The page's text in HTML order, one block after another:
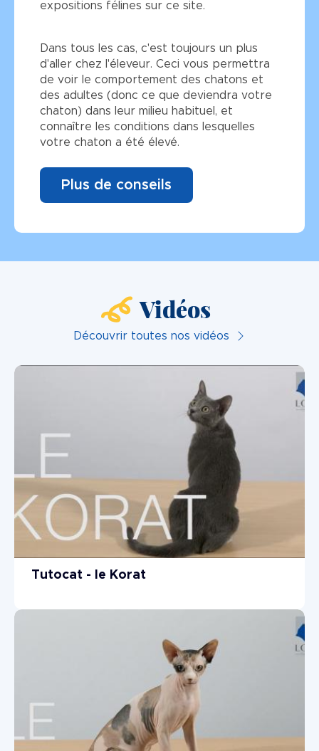
expositions félines sur ce site.
Dans tous les cas, c'est toujours un plus
d'aller chez l'éleveur. Ceci vous permettra
de voir le comportement des chatons et
des adultes (donc ce que deviendra votre
chaton) dans leur milieu habituel, et
connaître les conditions dans lesquelles
votre chaton a été élevé.
Plus de conseils
Vidéos
Découvrir toutes nos vidéos
Tutocat - le Korat